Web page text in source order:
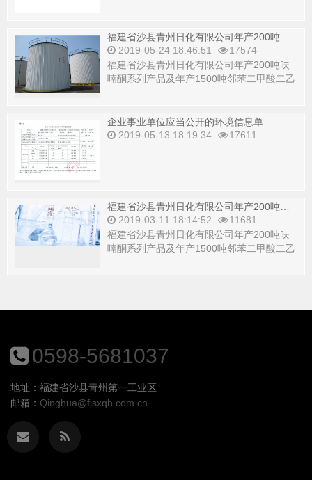
2019-05-24 18:46:51
17574
福建省沙县青州日化有限公司年产200吨呋
喃酮系列产品及年产1500吨邻苯二甲酸二乙
企业事业单位应当公开的环境信息单
2019-05-13 18:19:34
17611
2019-03-11 18:14:52
11681
福建省沙县青州日化有限公司年产200吨呋
喃酮系列产品及年产1500吨邻苯二甲酸二乙
0598-5681037
地址：福建省沙县青州第一工业区
邮箱： Qinghua@fjsxqh.com.cn